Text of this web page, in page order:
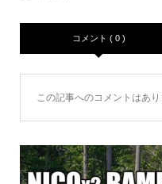
コメント ( 0 )
この記事へのコメントはあり